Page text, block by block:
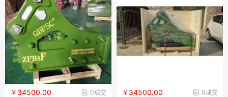
0成交
￥34500.00
0成交
￥34500.00